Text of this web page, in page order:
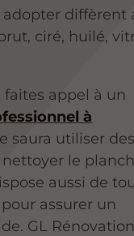
diffèrent
ciré, huilé,
faites appel à un
à
saura utiliser des
le
aussi de
assurer un
GL